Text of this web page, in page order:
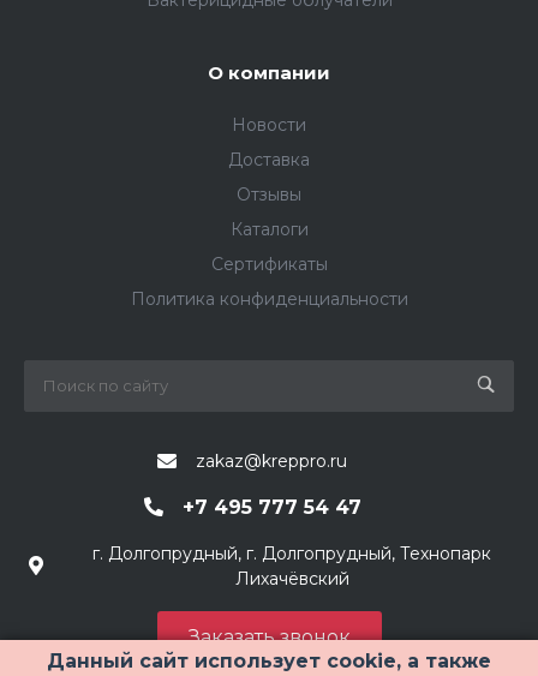
Данный сайт использует cookie, а также
О компании
Новости
Доставка
Отзывы
Каталоги
Сертификаты
Политика конфиденциальности
zakaz@kreppro.ru
+7 495 777 54 47
г. Долгопрудный, г. Долгопрудный, Технопарк
Лихачёвский
Заказать звонок